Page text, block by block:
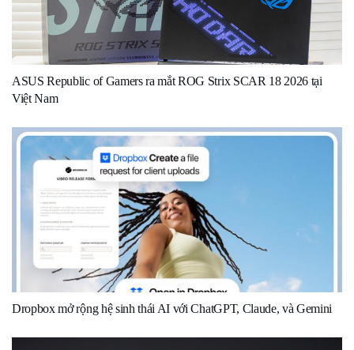
ASUS Republic of Gamers ra mắt ROG Strix SCAR 18 2026 tại
Việt Nam
Dropbox mở rộng hệ sinh thái AI với ChatGPT, Claude, và Gemini